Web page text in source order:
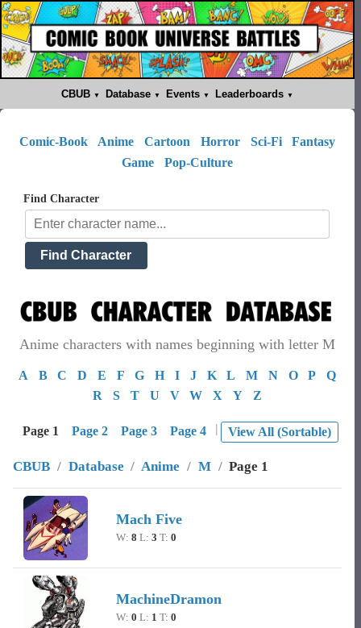
CBUB Database Events Leaderboards
Comic-Book Anime Cartoon Horror Sci-Fi
Fantasy
Game
Pop-Culture
Find Character
Anime characters with names beginning with letter M
A B C D E F G H I J K L M N O P
Q
R
S T U V W X Y Z
Page 1 Page 2 Page 3 Page 4 | View All (Sortable)
CBUB / Database / Anime / M / Page 1
ImageCharacter Name
Mach Five
W: 8 L: 3 T: 0
MachineDramon
W: 0 L: 1 T: 0